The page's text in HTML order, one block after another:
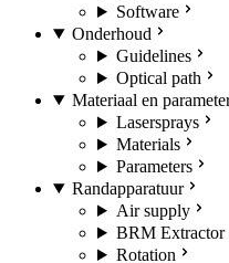
Software
Onderhoud
Guidelines
Optical path
Materiaal en
Lasersprays
Materials
Parameters
Randapparatuur
Air supply
BRM Extractor
Rotation